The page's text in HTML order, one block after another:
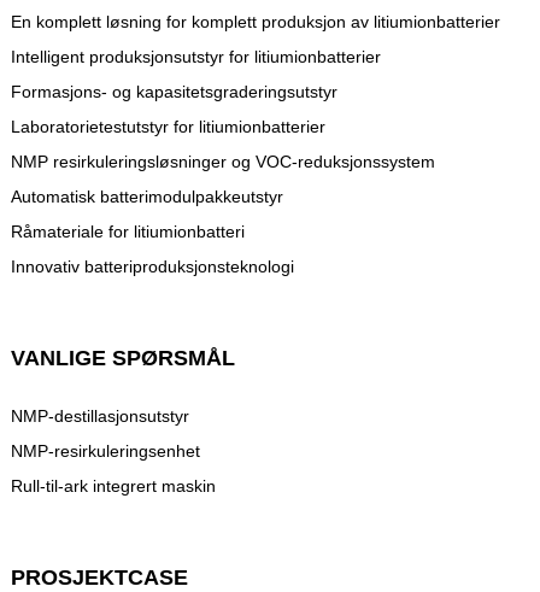
En komplett løsning for komplett produksjon av litiumionbatterier
Intelligent produksjonsutstyr for litiumionbatterier
Formasjons- og kapasitetsgraderingsutstyr
Laboratorietestutstyr for litiumionbatterier
NMP resirkuleringsløsninger og VOC-reduksjonssystem
Automatisk batterimodulpakkeutstyr
Råmateriale for litiumionbatteri
Innovativ batteriproduksjonsteknologi
VANLIGE SPØRSMÅL
NMP-destillasjonsutstyr
NMP-resirkuleringsenhet
Rull-til-ark integrert maskin
PROSJEKTCASE